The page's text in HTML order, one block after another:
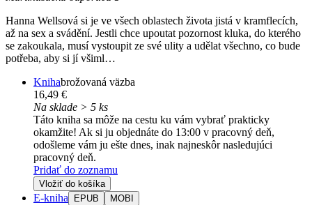
Hanna Wellsová si je ve všech oblastech života jistá v kramflecích,
až na sex a svádění. Jestli chce upoutat pozornost kluka, do kterého
se zakoukala, musí vystoupit ze své ulity a udělat všechno, co bude
potřeba, aby si jí všiml…
Knihabrožovaná väzba
16,49 €
Na sklade > 5 ks
Táto kniha sa môže na cestu ku vám vybrať prakticky
okamžite! Ak si ju objednáte do 13:00 v pracovný deň,
odošleme vám ju ešte dnes, inak najneskôr nasledujúci
pracovný deň.
Pridať do zoznamu
Vložiť do košíka
E-kniha EPUB MOBI